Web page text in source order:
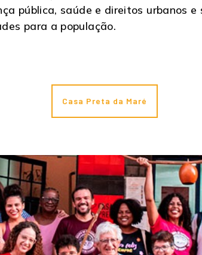
pública, saúde e direitos urbanos
para a população.
Casa Preta da Maré